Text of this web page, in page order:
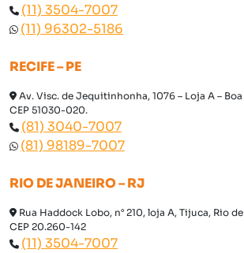
(11) 3504-7007
(11) 96302-5186
RECIFE – PE
Av. Visc. de Jequitinhonha, 1076 – Loja A – Boa
CEP 51030-020.
(81) 3040-7007
(81) 98189-7007
RIO DE JANEIRO – RJ
Rua Haddock Lobo, n° 210, loja A, Tijuca, Rio
CEP 20.260-142
(11) 3504-7007